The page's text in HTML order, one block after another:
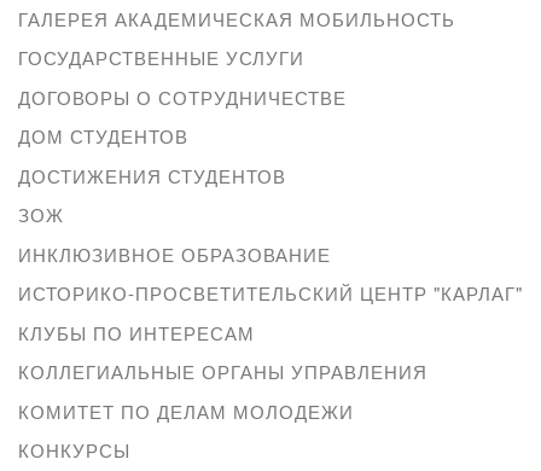
ГАЛЕРЕЯ АКАДЕМИЧЕСКАЯ МОБИЛЬНОСТЬ
ГОСУДАРСТВЕННЫЕ УСЛУГИ
ДОГОВОРЫ О СОТРУДНИЧЕСТВЕ
ДОМ СТУДЕНТОВ
ДОСТИЖЕНИЯ СТУДЕНТОВ
ЗОЖ
ИНКЛЮЗИВНОЕ ОБРАЗОВАНИЕ
ИСТОРИКО-ПРОСВЕТИТЕЛЬСКИЙ ЦЕНТР "КАРЛАГ"
КЛУБЫ ПО ИНТЕРЕСАМ
КОЛЛЕГИАЛЬНЫЕ ОРГАНЫ УПРАВЛЕНИЯ
КОМИТЕТ ПО ДЕЛАМ МОЛОДЕЖИ
КОНКУРСЫ